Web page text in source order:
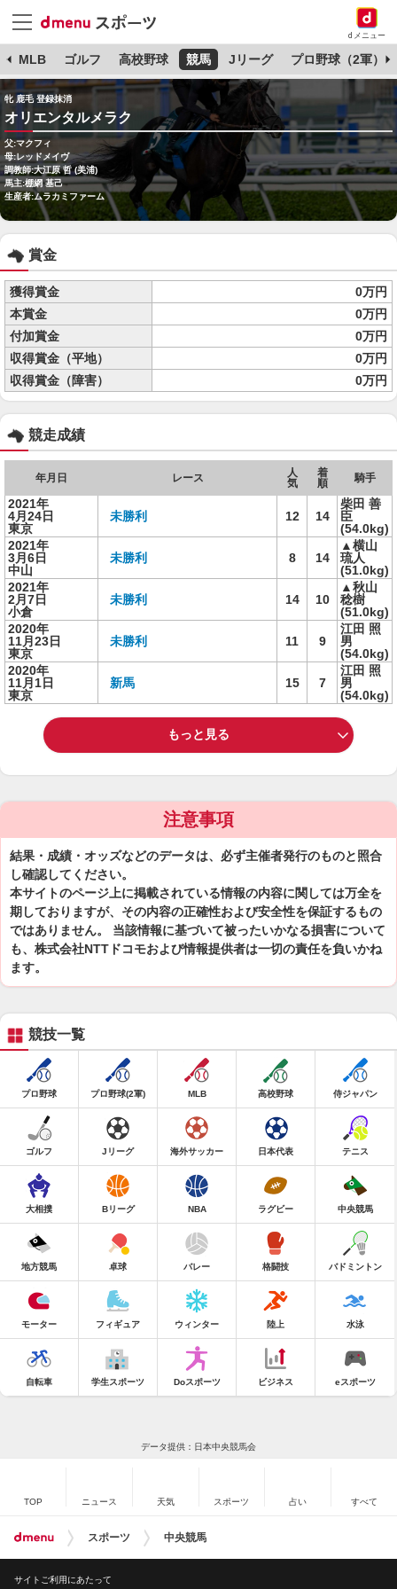
dメニュー
MLB ゴルフ 高校野球 競馬 Jリーグ プロ野球（2軍）
牝 鹿毛 登録抹消
オリエンタルメラク
父:マクフィ
母:レッドメイヴ
調教師:大江原 哲 (美浦)
馬主:棚網 基己
生産者:ムラカミファーム
賞金
獲得賞金
0万円
本賞金
0万円
付加賞金
0万円
収得賞金（平地）
0万円
収得賞金（障害）
0万円
競走成績
年月日 レース
人
気
着
順
騎手
2021年
4月24日
東京
未勝利 12 14
柴田 善
臣
(54.0kg)
2021年
3月6日
中山
未勝利 8 14
▲横山
琉人
(51.0kg)
2021年
2月7日
小倉
未勝利 14 10
▲秋山
稔樹
(51.0kg)
2020年
11月23日
東京
未勝利 11 9
江田 照
男
(54.0kg)
2020年
11月1日
東京
新馬 15 7
江田 照
男
(54.0kg)
もっと見る
注意事項
結果・成績・オッズなどのデータは、必ず主催者発行のものと照合
し確認してください。
本サイトのページ上に掲載されている情報の内容に関しては万全を
期しておりますが、その内容の正確性および安全性を保証するもの
ではありません。 当該情報に基づいて被ったいかなる損害について
も、株式会社NTTドコモおよび情報提供者は一切の責任を負いかね
ます。
競技一覧
プロ野球 プロ野球(2軍) MLB 高校野球 侍ジャパン
ゴルフ Jリーグ 海外サッカー 日本代表 テニス
大相撲 Bリーグ NBA ラグビー 中央競馬
地方競馬 卓球 バレー 格闘技 バドミントン
モーター フィギュア ウィンター 陸上 水泳
自転車 学生スポーツ Doスポーツ ビジネス eスポーツ
データ提供：日本中央競馬会
TOP ニュース 天気 スポーツ 占い すべて
スポーツ 中央競馬
サイトご利用にあたって